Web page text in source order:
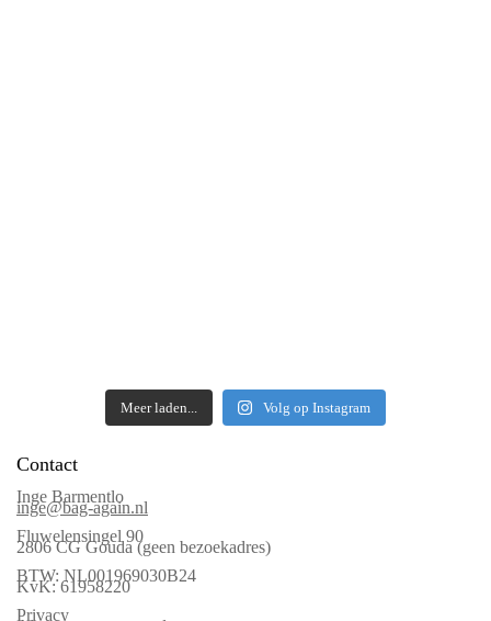
Meer laden... Volg op Instagram
Contact
Inge Barmentlo
inge@bag-again.nl
Fluwelensingel 90
2806 CG Gouda (geen bezoekadres)
BTW: NL001969030B24
KvK: 61958220
Privacy